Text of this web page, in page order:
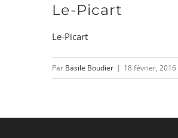
Le-Picart
Le-Picart
Par Basile Boudier | 18 février, 2016